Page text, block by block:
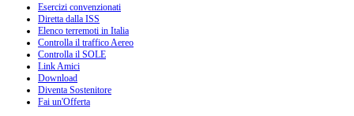
Esercizi convenzionati
Diretta dalla ISS
Elenco terremoti in Italia
Controlla il traffico Aereo
Controlla il SOLE
Link Amici
Download
Diventa Sostenitore
Fai un'Offerta